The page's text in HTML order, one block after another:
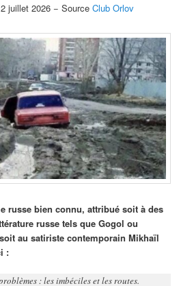
juillet 2026 − SourceClub Orlov
russe bien connu, attribué soit à des
russe tels que Gogol ou
au satiriste contemporain Mikhaïl
:
: les imbéciles et les routes.